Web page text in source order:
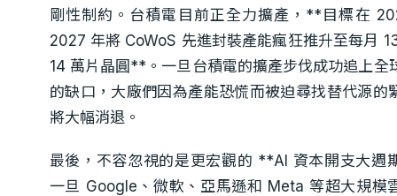
剛性制約。台積電目前正全力擴產，**目標在
2027 年將 CoWoS 先進封裝產能瘋狂推升至每月
14 萬片晶圓**。一旦台積電的擴產步伐成功追上全
的缺口，大廠們因為產能恐慌而被迫尋找替代源的
將大幅消退。
最後，不容忽視的是更宏觀的 **AI 資本開支大週
一旦 Google、微軟、亞馬遜和 Meta 等超大規模